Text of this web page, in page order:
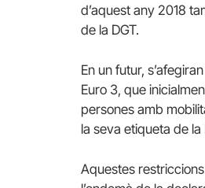
d’aquest any 2018
de la DGT.
En un futur,
Euro 3, que
persones amb
la seva etiqueta de la
Aquestes